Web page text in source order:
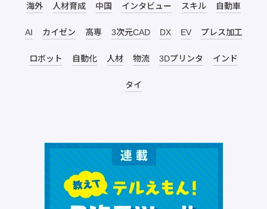
海外 人材育成 中国 インタビュー スキル 自動車
AI カイゼン 高専 3次元CAD DX EV プレス加工
ロボット 自動化 人材 物流 3Dプリンタ インド
タイ